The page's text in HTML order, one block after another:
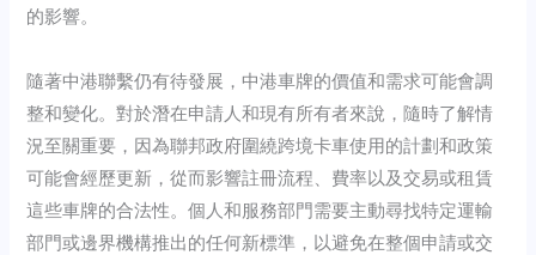
的影響。
隨著中港聯繫仍有待發展，中港車牌的價值和需求可能會調
整和變化。對於潛在申請人和現有所有者來說，隨時了解情
況至關重要，因為聯邦政府圍繞跨境卡車使用的計劃和政策
可能會經歷更新，從而影響註冊流程、費率以及交易或租賃
這些車牌的合法性。個人和服務部門需要主動尋找特定運輸
部門或邊界機構推出的任何新標準，以避免在整個申請或交